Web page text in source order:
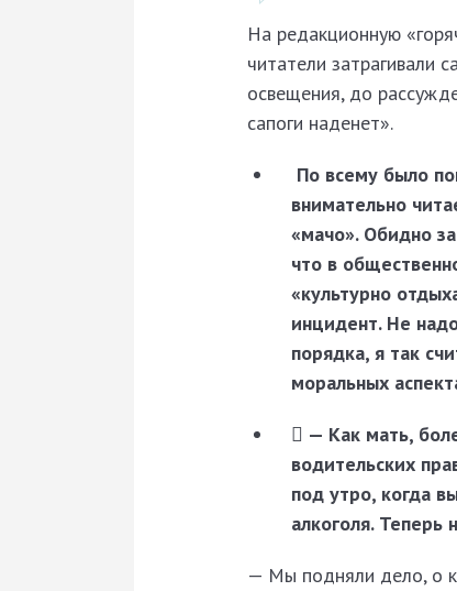
На редакционную
читатели затрагивали
освещения, до
сапоги наденет».
По всему было
внимательно
«мачо». Обидно
что в
«культурно
инцидент. Не
порядка, я так
моральных
 — Как мать,
водительских
под утро, когда
алкоголя.
— Мы подняли дело, о